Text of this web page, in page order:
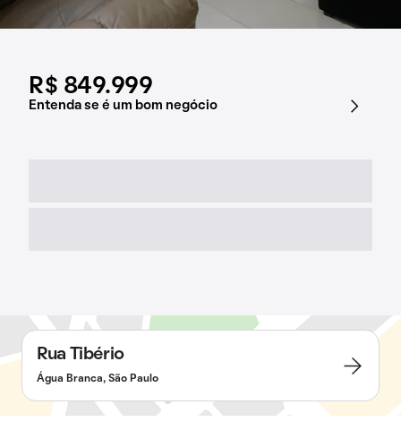
R$ 849.999
Entenda se é um bom negócio
Rua Tibério
Água Branca, São Paulo